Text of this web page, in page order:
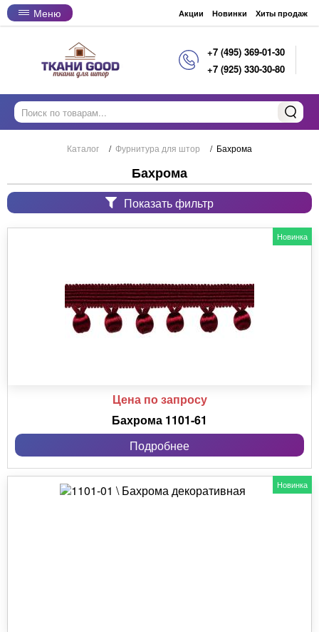
Меню Акции Новинки Хиты продаж
+7 (495) 369-01-30
+7 (925) 330-30-80
Каталог / Фурнитура для штор / Бахрома
Бахрома
Показать фильтр
Новинка
Цена по запросу
Бахрома 1101-61
Подробнее
Новинка